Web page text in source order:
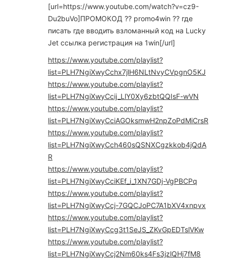
[url=https://www.youtube.com/watch?v=cz9-
Du2buVo]ПРОМОКОД ?? promo4win ?? где
писать где вводить взломанный код на Lucky
Jet ссылка регистрация на 1win[/url]
https://www.youtube.com/playlist?
list=PLH7NgiXwyCchx7jlH6NLtNvyCVpgnO5KJ
https://www.youtube.com/playlist?
list=PLH7NgiXwyCcij_LlY0Xy6zbtQQIsF-wVN
https://www.youtube.com/playlist?
list=PLH7NgiXwyCciAGOksmwH2npZoPdMiCrsR
https://www.youtube.com/playlist?
list=PLH7NgiXwyCch460sQSNXCgzkkob4jQdA
R
https://www.youtube.com/playlist?
list=PLH7NgiXwyCciKEf_i_1XN7GDj-VgPBCPq
https://www.youtube.com/playlist?
list=PLH7NgiXwyCcj-7GQCJoPC7A1bXV4xnpvx
https://www.youtube.com/playlist?
list=PLH7NgiXwyCcg3t1SeJS_ZKvGpEDTslVKw
https://www.youtube.com/playlist?
list=PLH7NgiXwyCcj2Nm60ks4Fs3jzlQHj7fM8